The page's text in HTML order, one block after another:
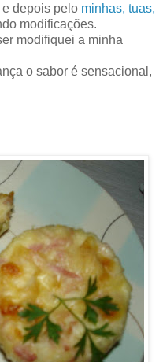
depois pelo minhas, tuas,
modificações.
modifiquei a minha
o sabor é sensacional,